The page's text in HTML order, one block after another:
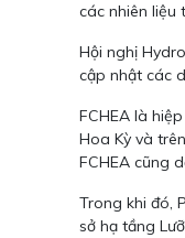
các nhiên liệu
Hội nghị
cập nhật các
FCHEA là
Hoa Kỳ và
FCHEA cũng
Trong khi đó,
sở hạ tầng